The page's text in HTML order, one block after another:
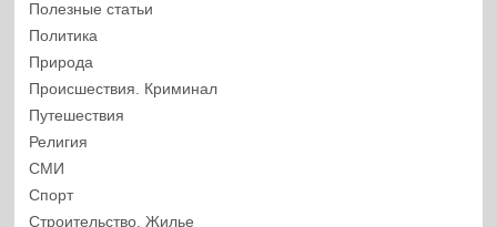
Полезные статьи
Политика
Природа
Происшествия. Криминал
Путешествия
Религия
СМИ
Спорт
Строительство. Жилье